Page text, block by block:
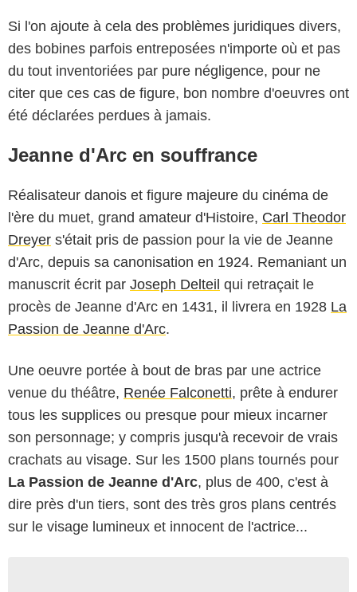
Si l'on ajoute à cela des problèmes juridiques divers,
des bobines parfois entreposées n'importe où et pas
du tout inventoriées par pure négligence, pour ne
citer que ces cas de figure, bon nombre d'oeuvres ont
été déclarées perdues à jamais.
Jeanne d'Arc en souffrance
Réalisateur danois et figure majeure du cinéma de
l'ère du muet, grand amateur d'Histoire, Carl Theodor
Dreyer s'était pris de passion pour la vie de Jeanne
d'Arc, depuis sa canonisation en 1924. Remaniant un
manuscrit écrit par Joseph Delteil qui retraçait le
procès de Jeanne d'Arc en 1431, il livrera en 1928 La
Passion de Jeanne d'Arc.
Une oeuvre portée à bout de bras par une actrice
venue du théâtre, Renée Falconetti, prête à endurer
tous les supplices ou presque pour mieux incarner
son personnage; y compris jusqu'à recevoir de vrais
crachats au visage. Sur les 1500 plans tournés pour
La Passion de Jeanne d'Arc, plus de 400, c'est à
dire près d'un tiers, sont des très gros plans centrés
sur le visage lumineux et innocent de l'actrice...